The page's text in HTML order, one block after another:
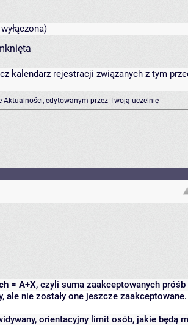
kalendarz rejestracji związanych z tym
edytowanym przez Twoją uczelnię
= A+X, czyli suma zaakceptowanych
nie zostały one jeszcze
orientacyjny limit osób, jakie będą